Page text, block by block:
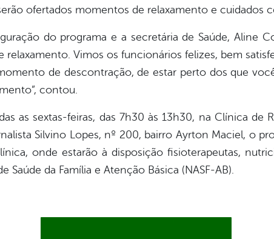
ofertados momentos de relaxamento e cuidados
do programa e a secretária de Saúde, Aline
relaxamento. Vimos os funcionários felizes, bem
de descontração, de estar perto dos que
contou.
as sextas-feiras, das 7h30 às 13h30, na Clínica de
Silvino Lopes, nº 200, bairro Ayrton Maciel, o
onde estarão à disposição fisioterapeutas,
da Família e Atenção Básica (NASF-AB).